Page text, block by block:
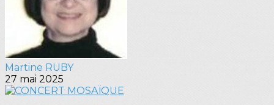
Martine RUBY
27 mai 2025